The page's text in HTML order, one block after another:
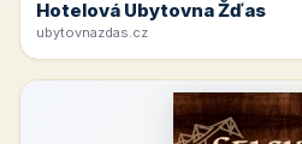
Hotelová Ubytovna Žďas
ubytovnazdas.cz